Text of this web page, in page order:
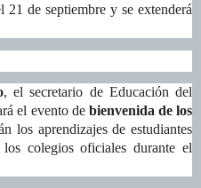
de septiembre y se extenderá
, el secretario de Educación del
el evento de bienvenida de los
los aprendizajes de estudiantes
colegios oficiales durante el